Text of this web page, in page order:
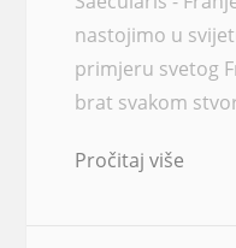
nastojimo u
primjeru svetog
brat svakom
Pročitaj više